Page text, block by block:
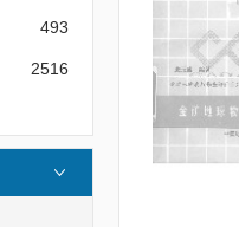
493
2516